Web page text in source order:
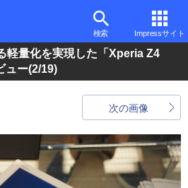
検索 Impressサイト
軽量化を実現した「Xperia Z4
ュー(2/19)
次の画像